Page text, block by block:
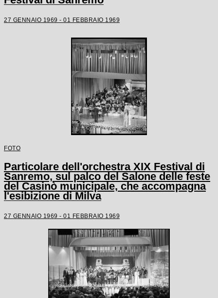
27 GENNAIO 1969 - 01 FEBBRAIO 1969
FOTO
Particolare dell'orchestra XIX Festival di
Sanremo, sul palco del Salone delle feste
del Casinò municipale, che accompagna
l'esibizione di Milva
27 GENNAIO 1969 - 01 FEBBRAIO 1969